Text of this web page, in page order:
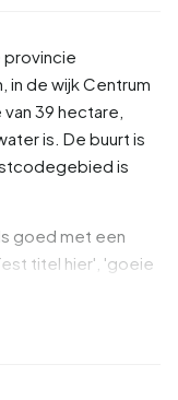
provincie
, in de wijkCentrum
39 hectare,
is. De buurt is
is
goed met een
titel hier', 'goeie
buurt: